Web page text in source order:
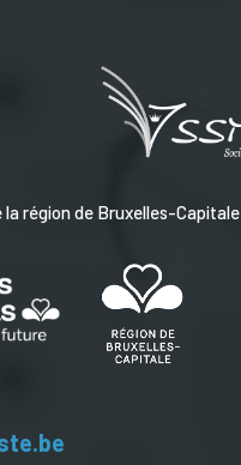
la région de Bruxelles-Capitale